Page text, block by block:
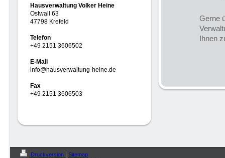
Gerne
Ihnen
Hausverwaltung Volker Heine
Ostwall 63
47798 Krefeld
Telefon
+49 2151 3606502
E-Mail
info@hausverwaltung-heine.de
Fax
+49 2151 3606503
Druckversion | Sitemap